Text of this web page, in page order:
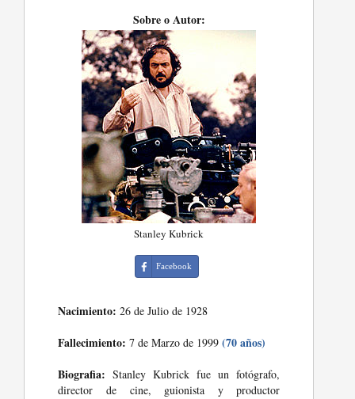
Sobre o Autor:
Stanley Kubrick
Facebook
Nacimiento: 26 de Julio de 1928
Fallecimiento: 7 de Marzo de 1999(70 años)
Biografia: Stanley Kubrick fue un fotógrafo,
director de cine, guionista y productor